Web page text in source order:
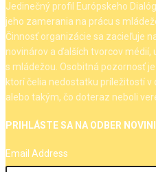
Jedinečný profil Európskeho
jeho zamerania na prácu s
Činnosť organizácie sa zacieľuje
novinárov a ďalších tvorcov médií,
s mládežou. Osobitná pozornosť
ktorí čelia nedostatku príležitostí
alebo takým, čo doteraz neboli
PRIHLÁSTE SA NA ODBER
Email Address